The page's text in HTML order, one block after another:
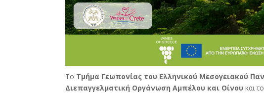
Το Τμήμα Γεωπονίας του Ελληνικού Μεσογειακού
Διεπαγγελματική Οργάνωση Αμπέλου και Οίνου και το